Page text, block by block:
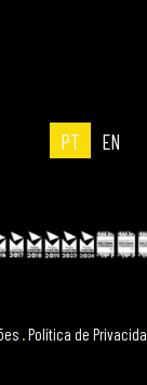
PT EN
.Política de